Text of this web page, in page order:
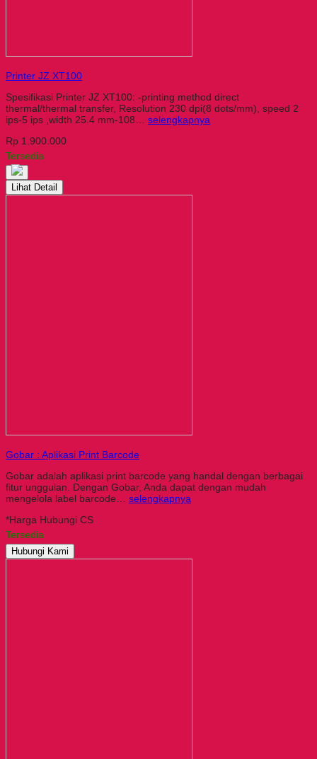
Printer JZ XT100
Spesifikasi Printer JZ XT100: -printing method direct
thermal/thermal transfer, Resolution 230 dpi(8 dots/mm), speed 2
ips-5 ips ,width 25.4 mm-108… selengkapnya
Rp 1.900.000
Tersedia
Lihat Detail
Gobar : Aplikasi Print Barcode
Gobar adalah aplikasi print barcode yang handal dengan berbagai
fitur unggulan. Dengan Gobar, Anda dapat dengan mudah
mengelola label barcode… selengkapnya
*Harga Hubungi CS
Tersedia
Hubungi Kami